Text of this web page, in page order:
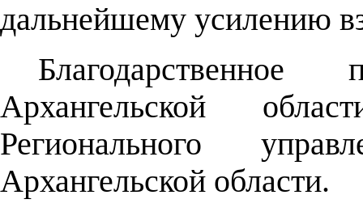
дальнейшему усилению
Архангельской
Регионального
Архангельской области.